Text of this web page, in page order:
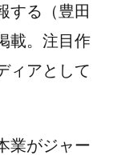
する（豊田
載。注目作
ィアとして
業がジャー